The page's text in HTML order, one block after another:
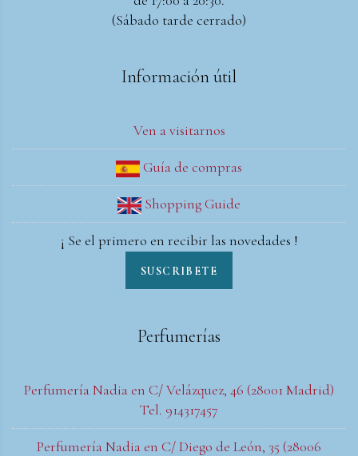
(Sábado tarde cerrado)
Información útil
Ven a visitarnos
Guía de compras
Shopping Guide
¡ Se el primero en recibir las novedades !
SUSCRIBETE
Perfumerías
Perfumería Nadia en C/ Velázquez, 46 (28001 Madrid)
Tel. 914317457
Perfumería Nadia en C/ Diego de León, 35 (28006